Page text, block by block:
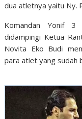
dua atletnya yaitu Ny.
Komandan Yonif
didampingi Ketua
Novita Eko Budi
para atlet yang sudah